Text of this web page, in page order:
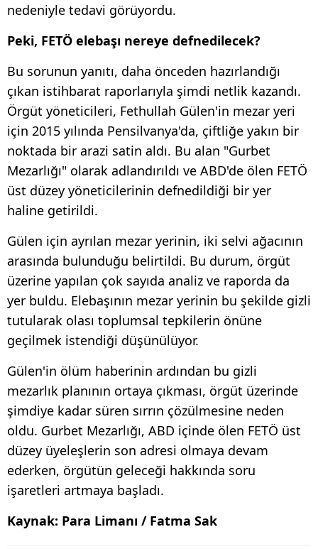
nedeniyle tedavi görüyordu.
Peki, FETÖ elebaşı nereye defnedilecek?
Bu sorunun yanıtı, daha önceden hazırlandığı
çıkan istihbarat raporlarıyla şimdi netlik kazandı.
Örgüt yöneticileri, Fethullah Gülen'in mezar yeri
için 2015 yılında Pensilvanya'da, çiftliğe yakın bir
noktada bir arazi satin aldı. Bu alan "Gurbet
Mezarlığı" olarak adlandırıldı ve ABD'de ölen FETÖ
üst düzey yöneticilerinin defnedildiği bir yer
haline getirildi.
Gülen için ayrılan mezar yerinin, iki selvi ağacının
arasında bulunduğu belirtildi. Bu durum, örgüt
üzerine yapılan çok sayıda analiz ve raporda da
yer buldu. Elebaşının mezar yerinin bu şekilde gizli
tutularak olası toplumsal tepkilerin önüne
geçilmek istendiği düşünülüyor.
Gülen'in ölüm haberinin ardından bu gizli
mezarlık planının ortaya çıkması, örgüt üzerinde
şimdiye kadar süren sırrın çözülmesine neden
oldu. Gurbet Mezarlığı, ABD içinde ölen FETÖ üst
düzey üyeleşlerin son adresi olmaya devam
ederken, örgütün geleceği hakkında soru
işaretleri artmaya başladı.
Kaynak: Para Limanı / Fatma Sak